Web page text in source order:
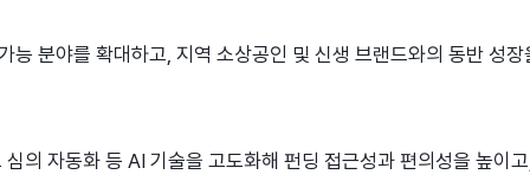
능 분야를 확대하고, 지역 소상공인 및 신생 브랜드와의 동반 성
의 자동화 등 AI 기술을 고도화해 펀딩 접근성과 편의성을 높이